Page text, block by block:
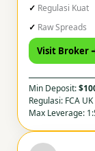
Regulasi Kuat
Raw Spreads
Visit Broker
Min Deposit:
Regulasi: FCA UK
Max Leverage: